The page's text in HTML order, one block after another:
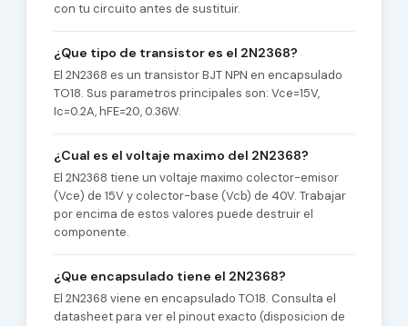
con tu circuito antes de sustituir.
¿Que tipo de transistor es el 2N2368?
El 2N2368 es un transistor BJT NPN en encapsulado
TO18. Sus parametros principales son: Vce=15V,
Ic=0.2A, hFE=20, 0.36W.
¿Cual es el voltaje maximo del 2N2368?
El 2N2368 tiene un voltaje maximo colector-emisor
(Vce) de 15V y colector-base (Vcb) de 40V. Trabajar
por encima de estos valores puede destruir el
componente.
¿Que encapsulado tiene el 2N2368?
El 2N2368 viene en encapsulado TO18. Consulta el
datasheet para ver el pinout exacto (disposicion de